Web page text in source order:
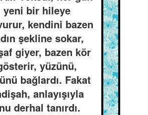
yeni bir hileye
kendini bazen
şekline sokar,
giyer, bazen kör
yüzünü,
bağlardı. Fakat
anlayışıyla
derhal tanırdı.